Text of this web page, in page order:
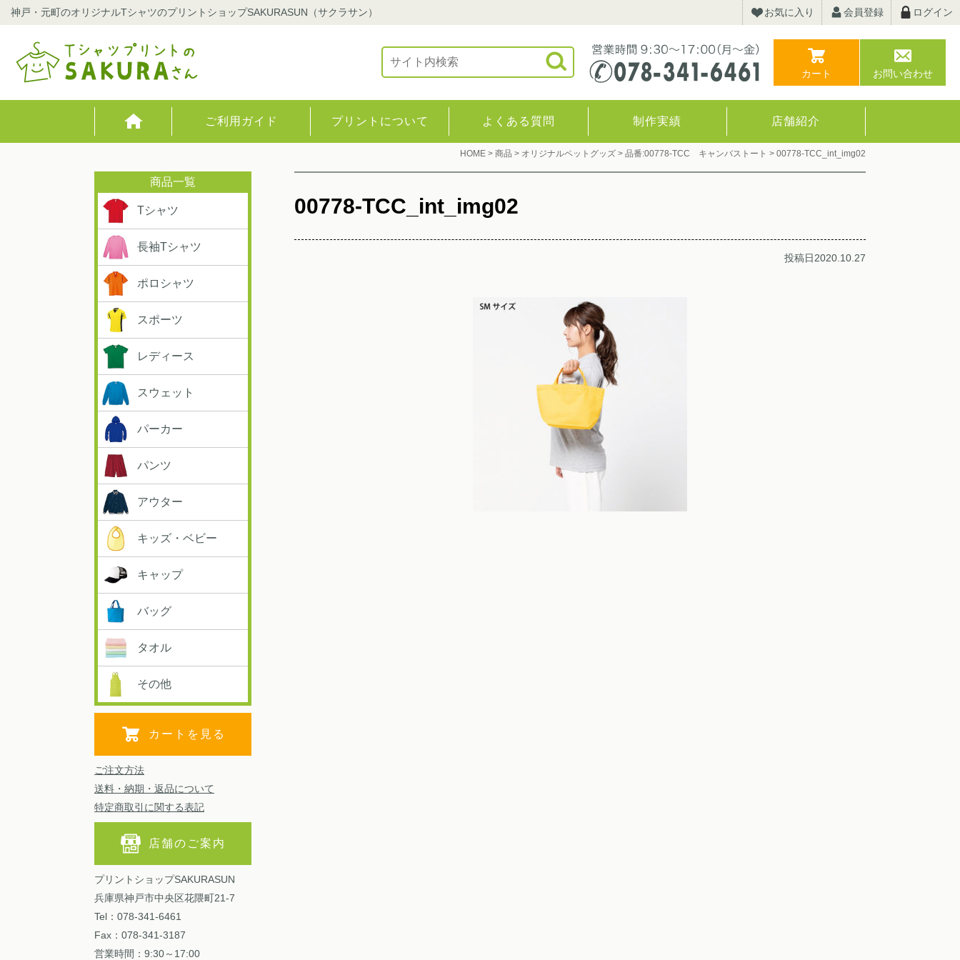
神戸・元町のオリジナルTシャツのプリントショップSAKURASUN（サクラサン） お気に入り 会員登録 ログイン
カート お問い合わせ
ご利用ガイド プリントについて よくある質問 制作実績 店舗紹介
HOME > 商品 > オリジナルペットグッズ > 品番:00778-TCC キャンバストート > 00778-TCC_int_img02
00778-TCC_int_img02
投稿日2020.10.27
Tシャツ
長袖Tシャツ
ポロシャツ
スポーツ
レディース
スウェット
パーカー
パンツ
アウター
キッズ・ベビー
キャップ
バッグ
タオル
その他
カートを見る
ご注文方法
送料・納期・返品について
特定商取引に関する表記
店舗のご案内
プリントショップSAKURASUN
兵庫県神戸市中央区花隈町21-7
Tel：078-341-6461
Fax：078-341-3187
営業時間：9:30～17:00